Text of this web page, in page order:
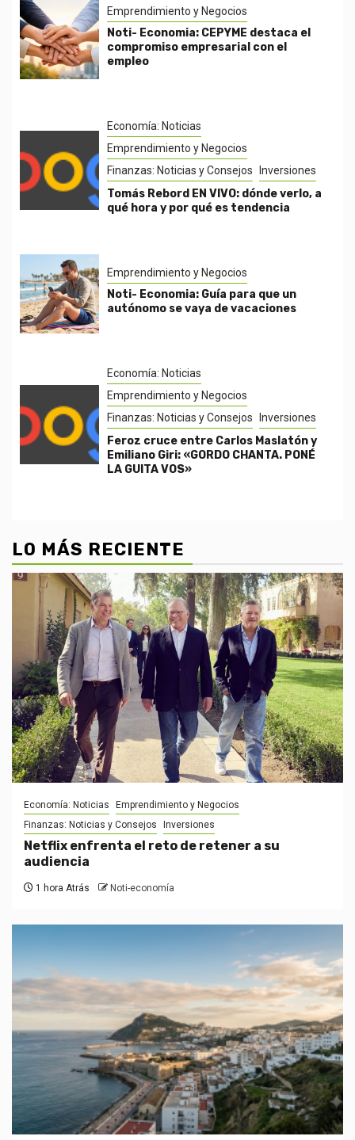
Emprendimiento y Negocios
Noti- Economia: CEPYME destaca el
compromiso empresarial con el
empleo
Economía: Noticias
Emprendimiento y Negocios
Finanzas: Noticias y Consejos
Inversiones
Tomás Rebord EN VIVO: dónde verlo, a
qué hora y por qué es tendencia
Emprendimiento y Negocios
Noti- Economia: Guía para que un
autónomo se vaya de vacaciones
Economía: Noticias
Emprendimiento y Negocios
Finanzas: Noticias y Consejos
Inversiones
Feroz cruce entre Carlos Maslatón y
Emiliano Giri: «GORDO CHANTA. PONÉ
LA GUITA VOS»
LO MÁS RECIENTE
Economía: Noticias
Emprendimiento y Negocios
Finanzas: Noticias y Consejos
Inversiones
Netflix enfrenta el reto de retener a su
audiencia
1 hora Atrás Noti-economía